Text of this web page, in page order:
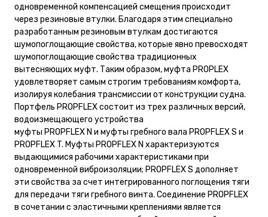
одновременной компенсацией смещения происходит
через резиновые втулки. Благодаря этим специально
разработанным резиновым втулкам достигаются
шумопоглощающие свойства, которые явно превосходят
шумопоглощающие свойства традиционных
вытесняющих муфт. Таким образом, муфта PROPLEX
удовлетворяет самым строгим требованиям комфорта,
изолируя колебания трансмиссии от конструкции судна.
Портфель PROPFLEX состоит из трех различных версий,
водоизмещающего устройства
муфты PROPFLEX N и муфты гребного вала PROPFLEX S и
PROPFLEX T. Муфты PROPFLEX N характеризуются
выдающимися рабочими характеристиками при
одновременной виброизоляции; PROPFLEX S дополняет
эти свойства за счет интегрированного поглощения тяги
для передачи тяги гребного винта. Соединение PROPFLEX
в сочетании с эластичными креплениями является